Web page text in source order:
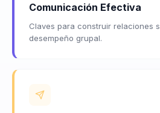
Comunicación Efectiva
Claves para construir relaciones
desempeño grupal.